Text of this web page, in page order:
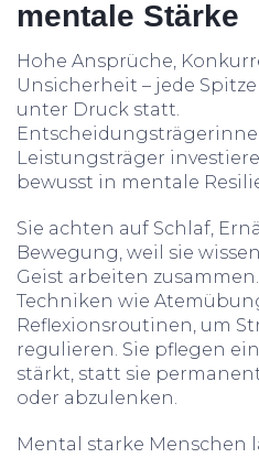
mentale Stärke
Hohe Ansprüche,
Unsicherheit – jede
unter Druck statt.
Leistungsträger
bewusst in mentale
Sie achten auf Schlaf,
Bewegung, weil sie
Geist arbeiten
Techniken wie
Reflexionsroutinen, um
regulieren. Sie pflegen
stärkt, statt sie
oder abzulenken.
Mental starke Menschen